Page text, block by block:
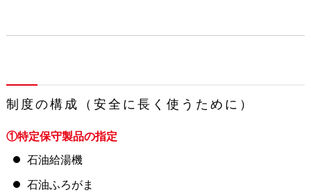
制度の構成（安全に長く使うために）
①特定保守製品の指定
石油給湯機
石油ふろがま